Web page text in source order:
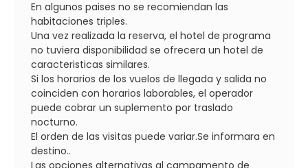
En algunos paises no se recomiendan las
habitaciones triples.
Una vez realizada la reserva, el hotel de programa
no tuviera disponibilidad se ofrecera un hotel de
caracteristicas similares.
Si los horarios de los vuelos de llegada y salida no
coinciden con horarios laborables, el operador
puede cobrar un suplemento por traslado
nocturno.
El orden de las visitas puede variar.Se informara en
destino..
Las opciones alternativas al campamento de